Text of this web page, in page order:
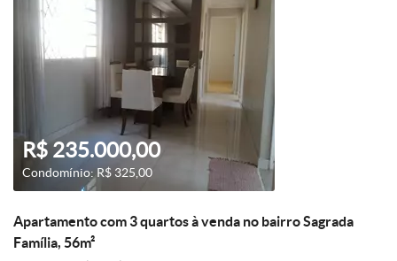
R$ 235.000,00
Condomínio: R$ 325,00
Apartamento com 3 quartos à venda no bairro Sagrada
Família, 56m²